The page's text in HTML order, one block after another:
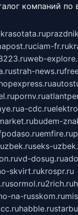
компаний по
krasotata.ru
ciam-fr.ru
web-
strah-news.ru
pornv.ru
a-cdc.ru
budem-
emfire.ru
seks-
vd-dosug.ru
skvirt.rukrospr.ru
sormol.ru2rich.ru
na-russkom.ru
habble.ru